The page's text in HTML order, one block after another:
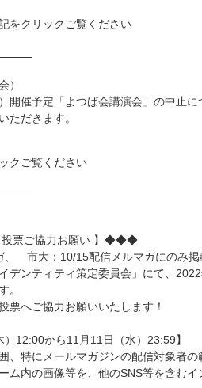
をクリックご覧ください
）
開催予定「よつば会講演会 」の中止に
ただきます。
クご覧ください
票ご協力お願い 】◆◆◆
、 市大：10/15配信メルマガにのみ掲
デンティティ策定委員会」 にて、
。
票へご協力お願いいたします！
）12:00から1 1月11日（水）23:59】
、特にメールマガジンの配信対象者の
ム内の画像等を、他のSNS等を含むイ